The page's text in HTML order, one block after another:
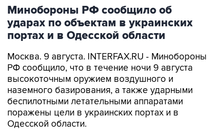
Минобороны РФ сообщило об
ударах по объектам в украинских
портах и в Одесской области
Москва. 9 августа. INTERFAX.RU - Минобороны
РФ сообщило, что в течение ночи 9 августа
высокоточным оружием воздушного и
наземного базирования, а также ударными
беспилотными летательными аппаратами
поражены цели в украинских портах и в
Одесской области.